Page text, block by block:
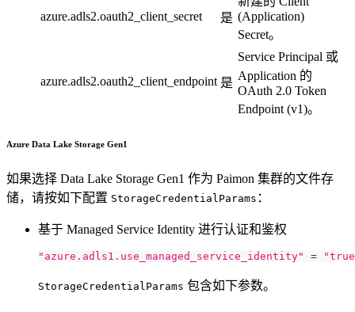
azure.adls2.oauth2_client_secret 是 (Application)
Secret。
azure.adls2.oauth2_client_endpoint 是
Service Principal 或
Application 的
OAuth 2.0 Token
Endpoint (v1)。
Azure Data Lake Storage Gen1
如果选择 Data Lake Storage Gen1 作为 Paimon 集群的文件存
储，请按如下配置 StorageCredentialParams ：
基于 Managed Service Identity 进行认证和鉴权
"azure.adls1.use_managed_service_identity" =
StorageCredentialParams 包含如下参数。